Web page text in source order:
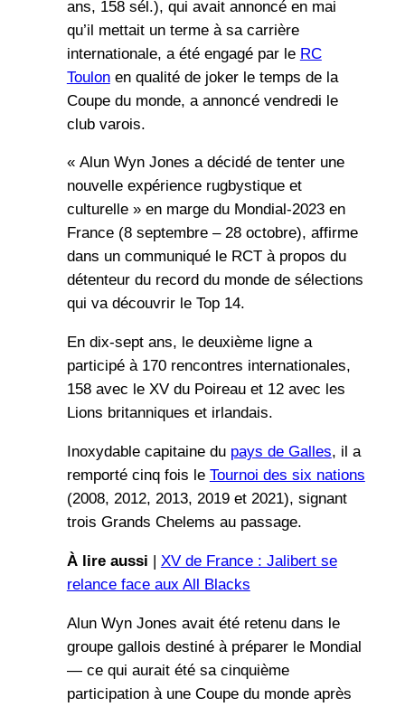
ans, 158 sél.), qui avait annoncé en mai
qu’il mettait un terme à sa carrière
internationale, a été engagé par le RC
Toulonen qualité de joker le temps de la
Coupe du monde, a annoncé vendredi le
club varois.
« Alun Wyn Jones a décidé de tenter une
nouvelle expérience rugbystique et
culturelle » en marge du Mondial-2023 en
France (8 septembre – 28 octobre), affirme
dans un communiqué le RCT à propos du
détenteur du record du monde de sélections
qui va découvrir le Top 14.
En dix-sept ans, le deuxième ligne a
participé à 170 rencontres internationales,
158 avec le XV du Poireau et 12 avec les
Lions britanniques et irlandais.
Inoxydable capitaine du pays de Galles, il a
remporté cinq fois le Tournoi des six nations
(2008, 2012, 2013, 2019 et 2021), signant
trois Grands Chelems au passage.
À lire aussi | XV de France : Jalibert se
relance face aux All Blacks
Alun Wyn Jones avait été retenu dans le
groupe gallois destiné à préparer le Mondial
— ce qui aurait été sa cinquième
participation à une Coupe du monde après